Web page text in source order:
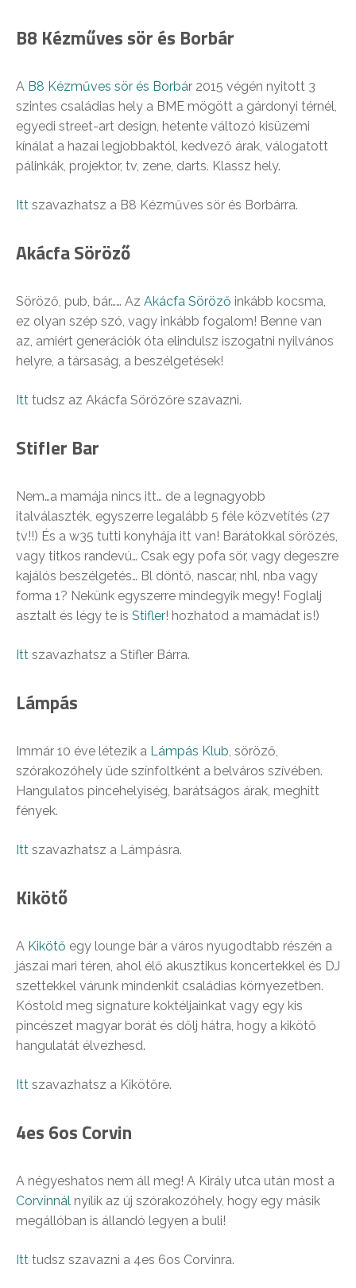
B8 Kézműves sör és Borbár
A B8 Kézműves sör és Borbár 2015 végén nyitott 3
szintes családias hely a BME mögött a gárdonyi térnél,
egyedi street-art design, hetente változó kisüzemi
kínálat a hazai legjobbaktól, kedvező árak, válogatott
pálinkák, projektor, tv, zene, darts. Klassz hely.
Itt szavazhatsz a B8 Kézműves sör és Borbárra.
Akácfa Söröző
Söröző, pub, bár…… Az Akácfa Söröző inkább kocsma,
ez olyan szép szó, vagy inkább fogalom! Benne van
az, amiért generációk óta elindulsz iszogatni nyilvános
helyre, a társaság, a beszélgetések!
Itt tudsz az Akácfa Sörözőre szavazni.
Stifler Bar
Nem…a mamája nincs itt… de a legnagyobb
italválaszték, egyszerre legalább 5 féle közvetítés (27
tv!!) És a w35 tutti konyhája itt van! Barátokkal sörözés,
vagy titkos randevú… Csak egy pofa sör, vagy degeszre
kajálós beszélgetés… Bl döntő, nascar, nhl, nba vagy
forma 1? Nekünk egyszerre mindegyik megy! Foglalj
asztalt és légy te is Stifler! hozhatod a mamádat is!)
Itt szavazhatsz a Stifler Bárra.
Lámpás
Immár 10 éve létezik a Lámpás Klub, söröző,
szórakozóhely üde színfoltként a belváros szívében.
Hangulatos pincehelyiség, barátságos árak, meghitt
fények.
Itt szavazhatsz a Lámpásra.
Kikötő
A Kikötő egy lounge bár a város nyugodtabb részén a
jászai mari téren, ahol élő akusztikus koncertekkel és DJ
szettekkel várunk mindenkit családias környezetben.
Kóstold meg signature koktéljainkat vagy egy kis
pincészet magyar borát és dőlj hátra, hogy a kikötő
hangulatát élvezhesd.
Itt szavazhatsz a Kikötőre.
4es 6os Corvin
A négyeshatos nem áll meg! A Király utca után most a
Corvinnál nyílik az új szórakozóhely, hogy egy másik
megállóban is állandó legyen a buli!
Itt tudsz szavazni a 4es 6os Corvinra.